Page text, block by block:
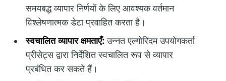
समयबद्ध व्यापार निर्णयों के लिए आवश्यक वर्तमान
विश्लेषणात्मक डेटा प्रवाहित करता है।
स्वचालित व्यापार क्षमताएँ:उन्नत एल्गोरिदम उपयोगकर्ता
प्रीसेट्स द्वारा निर्देशित स्वचालित रूप से व्यापार
प्रबंधित कर सकते हैं।